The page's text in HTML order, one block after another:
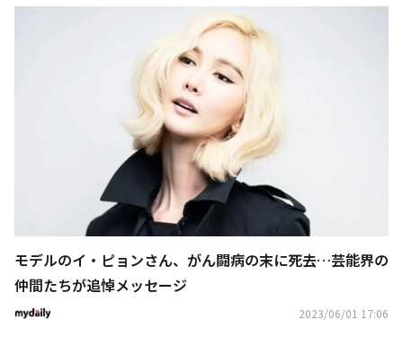
モデルのイ・ピョンさん、がん闘病の末に死去…芸能界の
仲間たちが追悼メッセージ
2023/06/01 17:06